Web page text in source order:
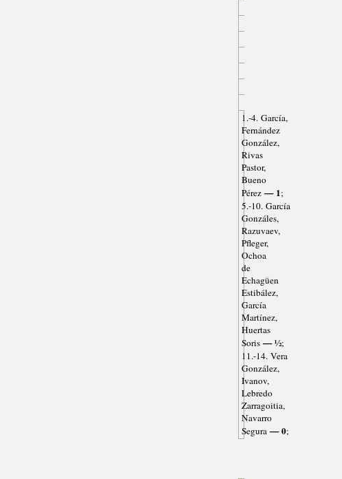
1.-4. García,
Fernández
González,
Rivas
Pastor,
Bueno
Pérez— 1;
5.-10. García
Gonzáles,
Razuvaev,
Pfleger,
Ochoa
de
Echagüen
Estibález,
García
Martínez,
Huertas
Soris— ½;
11.-14. Vera
González,
Ivanov,
Lebredo
Zarragoitia,
Navarro
Segura— 0;